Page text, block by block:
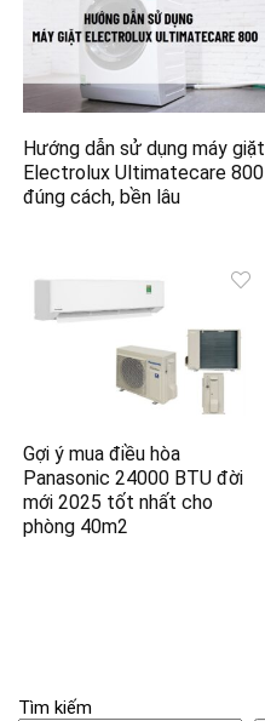
Hướng dẫn sử dụng máy giặt
Electrolux Ultimatecare 800
đúng cách, bền lâu
Gợi ý mua điều hòa
Panasonic 24000 BTU đời
mới 2025 tốt nhất cho
phòng 40m2
Tìm kiếm